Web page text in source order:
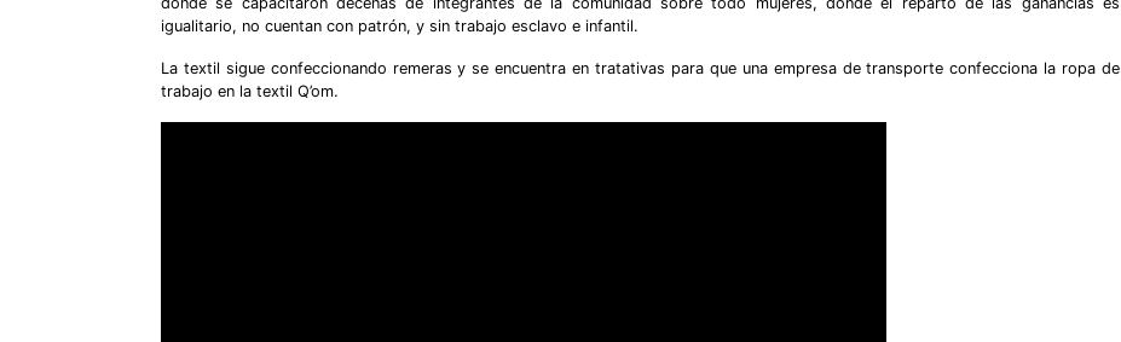
igualitario, no cuentan con patrón, y sin trabajo esclavo e infantil.
La textil sigue confeccionando remeras y se encuentra en tratativas para que una empresa de transporte confecciona la ropa de
trabajo en la textil Q’om.